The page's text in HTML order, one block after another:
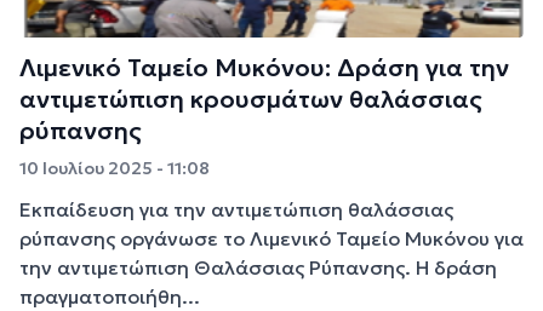
Λιμενικό Ταμείο Μυκόνου: Δράση για την
αντιμετώπιση κρουσμάτων θαλάσσιας
ρύπανσης
10 Ιουλίου 2025 - 11:08
Εκπαίδευση για την αντιμετώπιση θαλάσσιας
ρύπανσης οργάνωσε το Λιμενικό Ταμείο Μυκόνου για
την αντιμετώπιση Θαλάσσιας Ρύπανσης. Η δράση
πραγματοποιήθη...